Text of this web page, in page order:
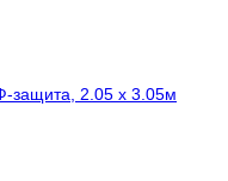
защита, 2.05 х 3.05м